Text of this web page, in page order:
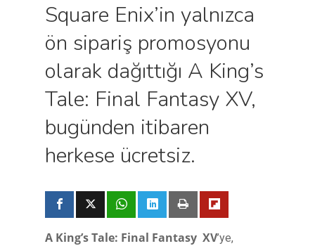
Square Enix’in yalnızca
ön sipariş promosyonu
olarak dağıttığı A King’s
Tale: Final Fantasy XV,
bugünden itibaren
herkese ücretsiz.
A King’s Tale: Final Fantasy XV’ye,